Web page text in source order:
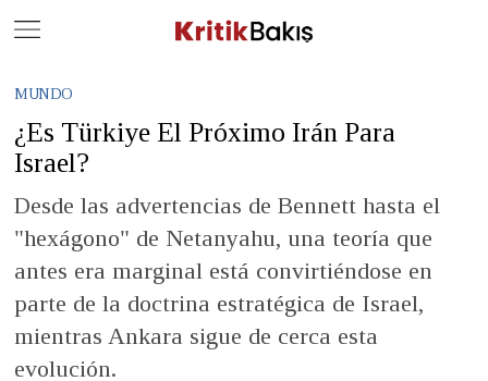
MUNDO
¿Es Türkiye El Próximo Irán Para
Israel?
Desde las advertencias de Bennett hasta el
"hexágono" de Netanyahu, una teoría que
antes era marginal está convirtiéndose en
parte de la doctrina estratégica de Israel,
mientras Ankara sigue de cerca esta
evolución.